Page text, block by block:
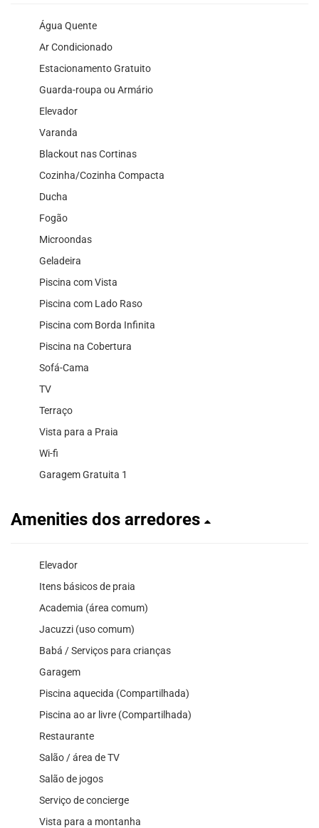
Água Quente
Ar Condicionado
Estacionamento Gratuito
Guarda-roupa ou Armário
Elevador
Varanda
Blackout nas Cortinas
Cozinha/Cozinha Compacta
Ducha
Fogão
Microondas
Geladeira
Piscina com Vista
Piscina com Lado Raso
Piscina com Borda Infinita
Piscina na Cobertura
Sofá-Cama
TV
Terraço
Vista para a Praia
Wi-fi
Garagem Gratuita 1
Amenities dos arredores
Elevador
Itens básicos de praia
Academia (área comum)
Jacuzzi (uso comum)
Babá / Serviços para crianças
Garagem
Piscina aquecida (Compartilhada)
Piscina ao ar livre (Compartilhada)
Restaurante
Salão / área de TV
Salão de jogos
Serviço de concierge
Vista para a montanha